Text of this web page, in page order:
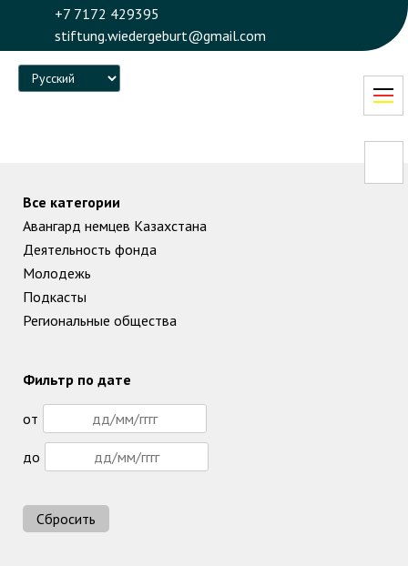
+7 7172 429395
stiftung.wiedergeburt@gmail.com
Language
Все категории
Авангард немцев Казахстана
Деятельность фонда
Молодежь
Подкасты
Региональные общества
Фильтр по дате
от
до
Сбросить